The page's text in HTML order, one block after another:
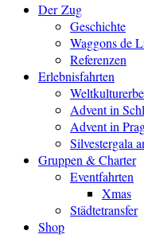
Der Zug
Geschichte
Waggons de
Referenzen
Erlebnisfahrten
Advent in
Advent in
Silvestergala
Gruppen & Charter
Eventfahrten
Xmas
Städtetransfer
Shop